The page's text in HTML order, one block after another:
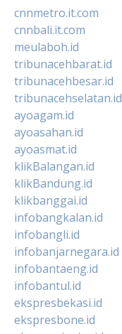
cnnmetro.it.com
cnnbali.it.com
meulaboh.id
tribunacehbarat.id
tribunacehbesar.id
tribunacehselatan.id
ayoagam.id
ayoasahan.id
ayoasmat.id
klikBalangan.id
klikBandung.id
klikbanggai.id
infobangkalan.id
infobangli.id
infobanjarnegara.id
infobantaeng.id
infobantul.id
ekspresbekasi.id
ekspresbone.id